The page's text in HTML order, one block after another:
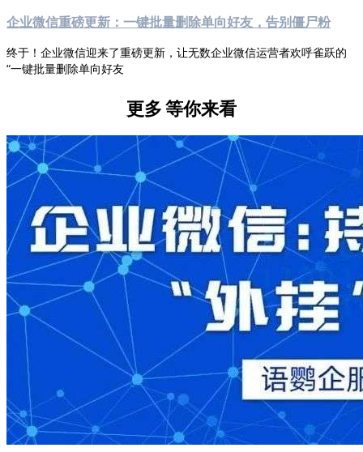
企业微信重磅更新：一键批量删除单向好友，告别僵尸粉
终于！企业微信迎来了重磅更新，让无数企业微信运营者欢呼雀跃的
“一键批量删除单向好友
更多等你来看